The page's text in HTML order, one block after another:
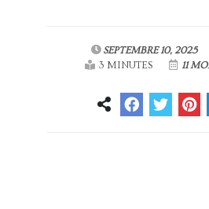
SEPTEMBRE 10, 2025
3 MINUTES
11